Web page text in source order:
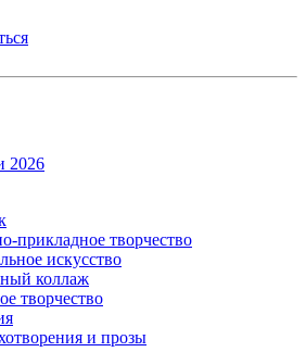
2026
прикладное творчество
искусство
коллаж
творчество
и прозы